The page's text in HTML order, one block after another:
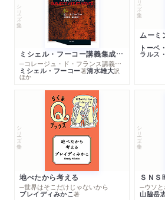
シリーズ・全集
ミシェル・フーコー講義集成１０ 主体性と真理
─コレージュ・ド・フランス講義１９８０－１９８１年度
ミシェル・フーコー著清水雄大訳
ほか
トーベ
ラルス
シリーズ・全集
地べたから考える
─世界はそこだけじゃないから
ブレイディみかこ著
シリーズ・全集
─ウソと
山脇岳